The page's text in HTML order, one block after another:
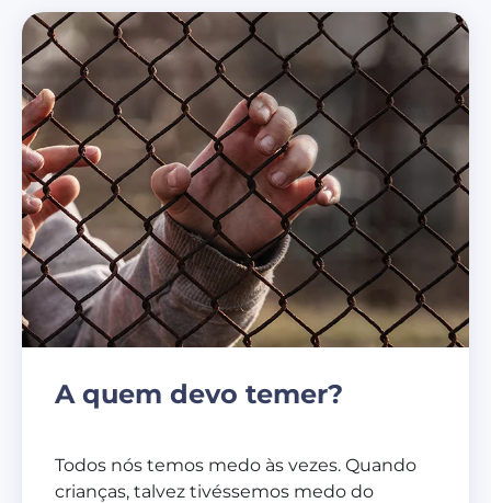
A quem devo temer?
Todos nós temos medo às vezes. Quando
crianças, talvez tivéssemos medo do